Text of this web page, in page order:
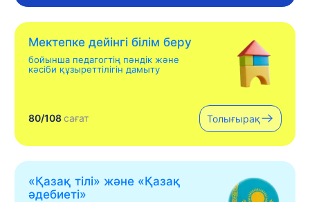
Мектепке дейінгі білім беру
бойынша педагогтің пәндік және
кәсіби құзыреттілігін дамыту
80/108сағат Толығырақ
«Қазақ тілі» жəне «Қазақ
əдебиеті»